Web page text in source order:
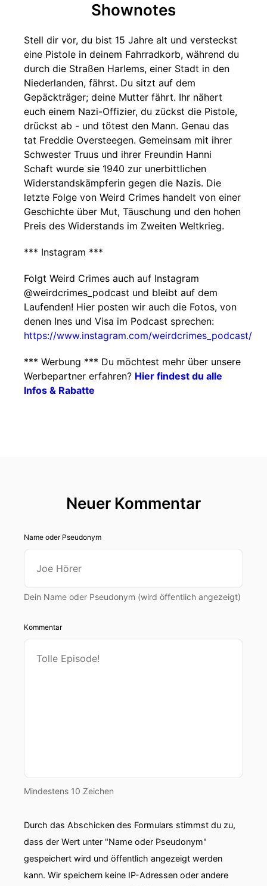
Shownotes
Stell dir vor, du bist 15 Jahre alt und versteckst
eine Pistole in deinem Fahrradkorb, während du
durch die Straßen Harlems, einer Stadt in den
Niederlanden, fährst. Du sitzt auf dem
Gepäckträger; deine Mutter fährt. Ihr nähert
euch einem Nazi-Offizier, du zückst die Pistole,
drückst ab - und tötest den Mann. Genau das
tat Freddie Oversteegen. Gemeinsam mit ihrer
Schwester Truus und ihrer Freundin Hanni
Schaft wurde sie 1940 zur unerbittlichen
Widerstandskämpferin gegen die Nazis. Die
letzte Folge von Weird Crimes handelt von einer
Geschichte über Mut, Täuschung und den hohen
Preis des Widerstands im Zweiten Weltkrieg.
*** Instagram ***
Folgt Weird Crimes auch auf Instagram
@weirdcrimes_podcast und bleibt auf dem
Laufenden! Hier posten wir auch die Fotos, von
denen Ines und Visa im Podcast sprechen:
https://www.instagram.com/weirdcrimes_podcast/
*** Werbung *** Du möchtest mehr über unsere
Werbepartner erfahren? Hier findest du alle
Infos & Rabatte
Neuer Kommentar
Name oder Pseudonym
Dein Name oder Pseudonym (wird öffentlich angezeigt)
Kommentar
Mindestens 10 Zeichen
Durch das Abschicken des Formulars stimmst du zu,
dass der Wert unter "Name oder Pseudonym"
gespeichert wird und öffentlich angezeigt werden
kann. Wir speichern keine IP-Adressen oder andere